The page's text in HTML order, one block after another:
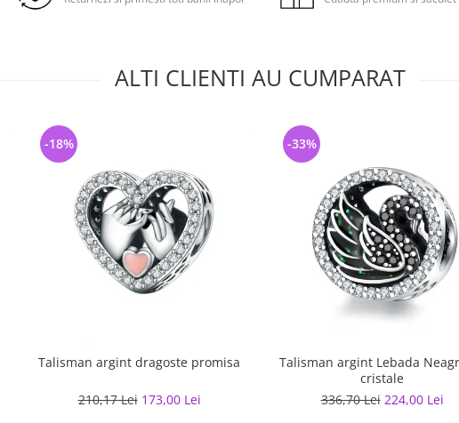
ALTI CLIENTI AU CUMPARAT
Talisman argint dragoste promisa
210,17 Lei 173,00 Lei
-18%
Talisman argint Lebada
cristale
336,70 Lei 224,00 Lei
-33%